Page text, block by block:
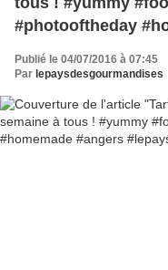
#photooftheday
Publié le 04/07/2016 à 07:45
Par lepaysdesgourmandises